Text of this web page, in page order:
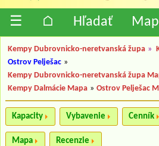
☰ ⌂ Hľadať
Kempy Dubrovnicko-neretvanská župa »
Ostrov Pelješac »
Kempy Dubrovnicko-neretvanská župa
Kempy Dalmácie Mapa » Ostrov Pelješac
Kapacity Vybavenie Cenník
Mapa Recenzie